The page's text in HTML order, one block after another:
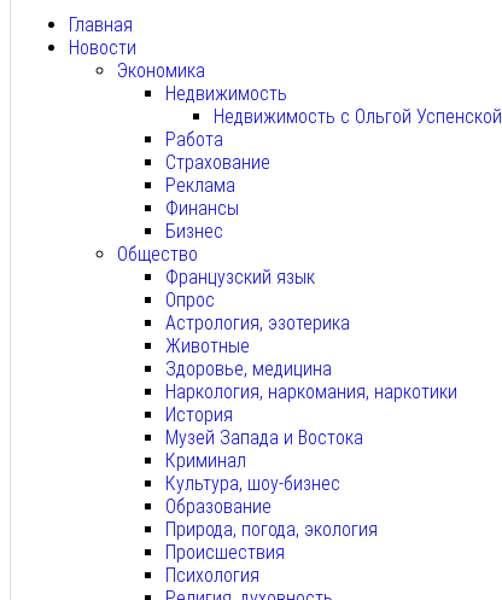
Главная
Новости
Экономика
Недвижимость
Недвижимость с Ольгой Успенской
Работа
Страхование
Реклама
Финансы
Бизнес
Общество
Французский язык
Опрос
Астрология, эзотерика
Животные
Здоровье, медицина
Наркология, наркомания, наркотики
История
Музей Запада и Востока
Криминал
Культура, шоу-бизнес
Образование
Природа, погода, экология
Происшествия
Психология